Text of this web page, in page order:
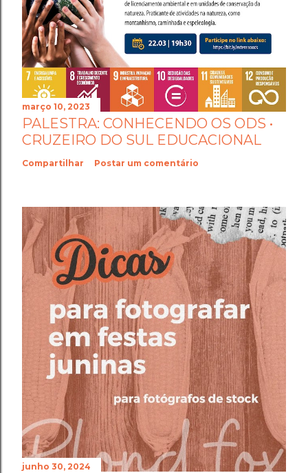
março 10, 2023
PALESTRA: CONHECENDO OS ODS •
CRUZEIRO DO SUL EDUCACIONAL
Compartilhar Postar um comentário
junho 30, 2024